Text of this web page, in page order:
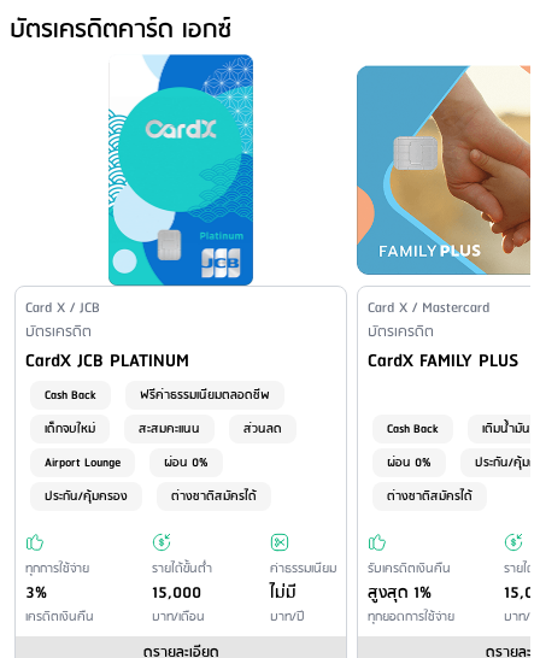
ไม่เกิน 100% ของวงเงิน และไม่เกิน 100,000 บาท/วัน
ค่าธรรมเนียมขอใบแจ้งยอดบัญชี
รอบบัญชี (ไม่รวมภาษีมูลค่าเพิ่ม)
ค่าธรรมเนียมขอตรวจสอบรายการ
: ไม่มีค่าธรรมเนียม
ค่าธรรมเนียมขอสำเนาใบบันทึกการขาย
ค่าปรับกรณีชำระเป็นเช็คและเช็คถูกคืน
: ไม่มีค่าธรรมเนียม
ค่าติดตามทวงถามหนี้
: 107 บาท/งวด
ค่าธรรมเนียมการชำระภาษีอากร และค่าธรรมเนียมให้หน่วยงาน
: ไม่มีค่าธรรมเนียม
ช่องทางชำระเงินที่ฟรีค่าธรรมเนียม
ชำระที่เคาน์เตอร์ธนาคารไทยพาณิชย์ - ชำระโดยหักบัญชีธนาคารไทย
พาณิชย์ - ชำระผ่านเครื่อง ATM / Laser ATM / CDM ธนาคารไทยพาณิชย์ -
ชำระผ่าน SCB Easy Application • ชำระที่บิ๊กซี และ มินิบิ๊กซี ทุกสาข
ชำระผ่านระบบ Online: - ชำระผ่าน SCB Easy Application ไม่มีค่า
ธรรมเนียม - ชำระผ่าน Krungthai NEXT Application 10 บาท/ครั้ง - ชำระ
ผ่านทรูมันนี่วอลเล็ทแอปพลิเคชั่น (ยอดชำระสูงสุดไม่เกิน 90,000 บาท/
ครั้ง) 10 บาท/ครั้ง
ชำระโดยหักบัญชีของผู้ให้บริการ
: ไม่มีค่าธรรมเนียม
ชำระโดยหักบัญชีของผู้ให้บริการอื่น
: ไม่มีบริการ
ชำระที่สาขาของผู้ให้บริการ
ชำระที่สาขาของผู้ให้บริการอื่น
: • ชำระที่ธนาคารกรุงไทย - ชำระที่
เคาน์เตอร์ธนาคารกรุงไทย ณ ที่ทำการสาขาในเขตกรุงเทพฯ, นนทบุรี,
ปทุมธานี, สมุทรปราการ 15 บาท/ครั้ง - ชำระที่เคาน์เตอร์ธนาคารกรุงไทย
ณ ที่ทำการสาขาในเขตจังหวัดอื่น 15 บาท/ครั้ง (กรณียอดชำระเกิน
500,000 บาท คิดค่าธรรมเนียมเพิ่มอีก 0.10% ของยอดชำระส่วนที่เกิน
แต่สูงสุดไม่เกิน 1,000 บาท)
ชำระผ่านเครื่อง ATM/CDM: - ชำระที่เคาน์เตอร์เซอร์วิส ในร้าน 7-
Eleven (ยอดชำระสูงสุดไม่เกิน 49,000 บาท/ครั้ง) 15 บาท/ครั้ง - ชำระที่
สำนักงานบริการเอไอเอส ร้านเทเลวิซ และจุดชำระเงิน เอ็มเปย์ สเตชั่น (ยอด
ชำระสูงสุดไม่เกิน 49,000 บาท/ครั้ง) 15 บาท/ครั้ง - ชำระที่ตู้ทรูมันนี่ (ยอด
ชำระสูงสุดไม่เกิน 20,000 บาท/ครั้ง) 10 บาท/ครั้ง - ชำระที่โลตัส และ
บัตรเครดิตคาร์ด เอกซ์
Issuer Name / Credit Card Type
Card X / JCB
Financial Product Type
บัตรเครดิต
Credit Card Name
CardX JCB PLATINUM
Cash Back
ฟรีค่าธรรมเนียมตลอดชีพ
เด็กจบใหม่
สะสมคะแนน
ส่วนลด
Airport Lounge
ผ่อน 0%
ประกัน/คุ้มครอง
ต่างชาติสมัครได้
ทุกการใช้จ่าย
3%
เครดิตเงินคืน
รายได้ขั้นต่ำ
15,000
บาท/เดือน
ค่าธรรมเนียม
ไม่มี
บาท/ปี
Issuer Name / Credit
Card X / Mastercard
Financial Product Type
บัตรเครดิต
Credit Card Name
CardX FAMILY PLUS
Cash Back
เติมน้ำมัน
ผ่อน 0%
ประกัน/คุ้ม
ต่างชาติสมัครได้
รับเครดิตเงินคืน
สูงสุด 1%
ทุกยอดการใช้จ่าย
รายไ
บาท/เ